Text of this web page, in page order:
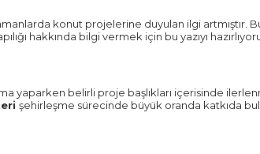
konut projelerine duyulan ilgi artmıştır.
hakkında bilgi vermek için bu yazıyı
yaparken belirli proje başlıkları içerisinde
şehirleşme sürecinde büyük oranda katkıda